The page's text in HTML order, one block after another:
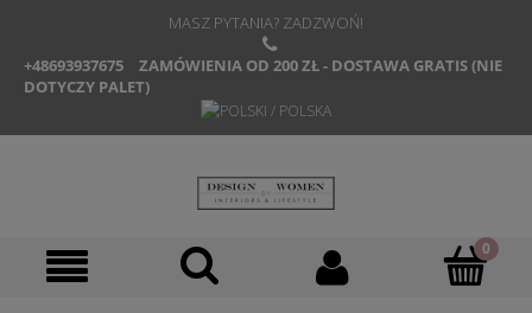
MASZ PYTANIA? ZADZWOŃ!
+48693937675
ZAMÓWIENIA OD 200 ZŁ - DOSTAWA GRATIS (NIE
DOTYCZY PALET)